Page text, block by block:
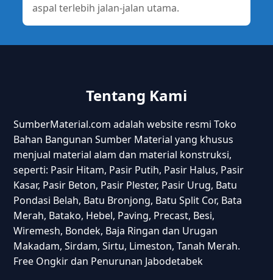
aspal terlebih jalan-jalan utama.
Tentang Kami
SumberMaterial.com adalah website resmi Toko
Bahan Bangunan Sumber Material yang khusus
menjual material alam dan material konstruksi,
seperti: Pasir Hitam, Pasir Putih, Pasir Halus, Pasir
Kasar, Pasir Beton, Pasir Plester, Pasir Urug, Batu
Pondasi Belah, Batu Bronjong, Batu Split Cor, Bata
Merah, Batako, Hebel, Paving, Precast, Besi,
Wiremesh, Bondek, Baja Ringan dan Urugan
Makadam, Sirdam, Sirtu, Limeston, Tanah Merah.
Free Ongkir dan Penurunan Jabodetabek